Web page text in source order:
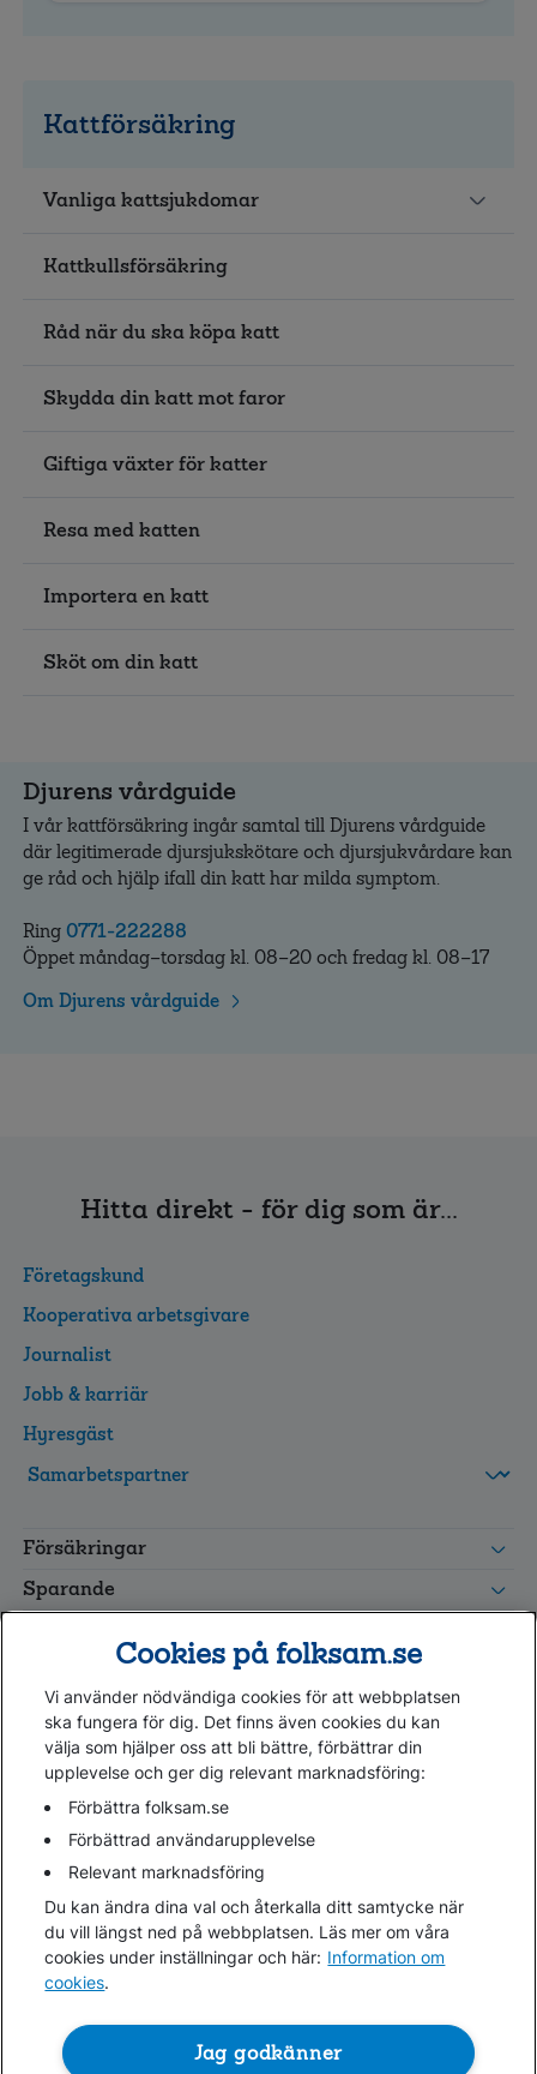
Kattförsäkring
Vanliga kattsjukdomar
Kattkullsförsäkring
Råd när du ska köpa katt
Skydda din katt mot faror
Giftiga växter för katter
Resa med katten
Importera en katt
Sköt om din katt
Djurens vårdguide
I vår kattförsäkring ingår samtal till Djurens vårdguide
där legitimerade djursjukskötare och djursjukvårdare kan
ge råd och hjälp ifall din katt har milda symptom.
Ring 0771-222288
Öppet måndag–torsdag kl. 08–20 och fredag kl. 08–17
Om Djurens vårdguide
Hitta direkt - för dig som är...
Företagskund
Kooperativa arbetsgivare
Journalist
Jobb & karriär
Hyresgäst
grupp
Leverantörswebb
Försäkringar
Sparande
Kundservice
Hjälp
Webbkarta
Cookies
Hantera cookies
Personuppgifter GDPR
Tillgänglighetsredogörelse
Om penningtvättslagen
Lättläst
Cookies på folksam.se
Vi använder nödvändiga cookies för att webbplatsen
ska fungera för dig. Det finns även cookies du kan
välja som hjälper oss att bli bättre, förbättrar din
upplevelse och ger dig relevant marknadsföring:
Förbättra folksam.se
Förbättrad användarupplevelse
Relevant marknadsföring
Du kan ändra dina val och återkalla ditt samtycke när
du vill längst ned på webbplatsen. Läs mer om våra
cookies under inställningar och här: Information om
cookies.
Jag godkänner